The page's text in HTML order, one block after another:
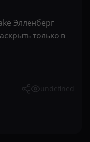
Элленберг
только в
undefined